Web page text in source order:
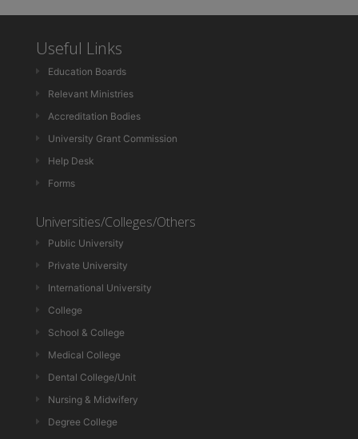
Useful Links
Education Boards
Relevant Ministries
Accreditation Bodies
University Grant Commission
Help Desk
Forms
Universities/Colleges/Others
Public University
Private University
International University
College
School & College
Medical College
Dental College/Unit
Nursing & Midwifery
Degree College